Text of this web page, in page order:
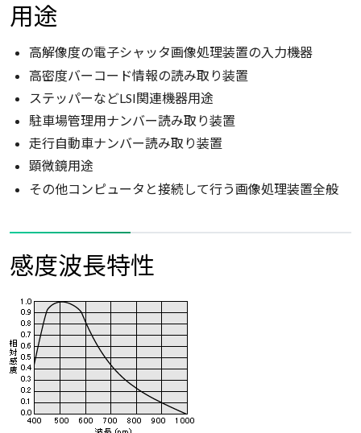
用途
高解像度の電子シャッタ画像処理装置の入力機器
高密度バーコード情報の読み取り装置
ステッパーなどLSI関連機器用途
駐車場管理用ナンバー読み取り装置
走行自動車ナンバー読み取り装置
顕微鏡用途
その他コンピュータと接続して行う画像処理装置全般
感度波長特性